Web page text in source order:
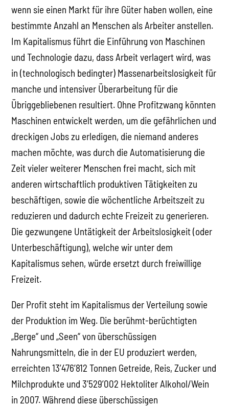
wenn sie einen Markt für ihre Güter haben wollen, eine
bestimmte Anzahl an Menschen als Arbeiter anstellen.
Im Kapitalismus führt die Einführung von Maschinen
und Technologie dazu, dass Arbeit verlagert wird, was
in (technologisch bedingter) Massenarbeitslosigkeit für
manche und intensiver Überarbeitung für die
Übriggebliebenen resultiert. Ohne Profitzwang könnten
Maschinen entwickelt werden, um die gefährlichen und
dreckigen Jobs zu erledigen, die niemand anderes
machen möchte, was durch die Automatisierung die
Zeit vieler weiterer Menschen frei macht, sich mit
anderen wirtschaftlich produktiven Tätigkeiten zu
beschäftigen, sowie die wöchentliche Arbeitszeit zu
reduzieren und dadurch echte Freizeit zu generieren.
Die gezwungene Untätigkeit der Arbeitslosigkeit (oder
Unterbeschäftigung), welche wir unter dem
Kapitalismus sehen, würde ersetzt durch freiwillige
Freizeit.
Der Profit steht im Kapitalismus der Verteilung sowie
der Produktion im Weg. Die berühmt-berüchtigten
„Berge“ und „Seen“ von überschüssigen
Nahrungsmitteln, die in der EU produziert werden,
erreichten 13’476’812 Tonnen Getreide, Reis, Zucker und
Milchprodukte und 3’529’002 Hektoliter Alkohol/Wein
in 2007. Während diese überschüssigen